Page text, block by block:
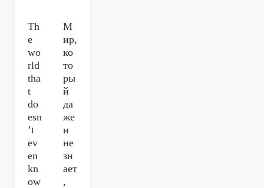
Th
e
wo
rld
tha
t
do
esn
’t
ev
en
kn
ow
М
ир,
ко
то
ры
й
да
же
и
не
зн
ает
,